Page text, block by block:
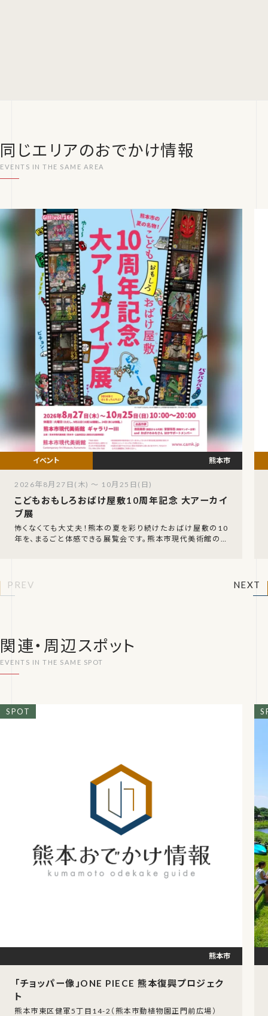
同じエリアのおでかけ情報
こどもおもしろおばけ屋敷10周年記念 大アーカイ
ブ展
怖くなくても大丈夫！熊本の夏を彩り続けたおばけ屋敷の10
年を、まるごと体感できる展覧会です。熊本市現代美術館のギ
熊本市
2026年8月27日(木) ～ 10月25日(日)
PREV NEXT
関連・周辺スポット
「チョッパー像」ONE PIECE 熊本復興プロジェク
ト
熊本市東区健軍5丁目14-2（熊本市動植物園正門前広場）
熊本市